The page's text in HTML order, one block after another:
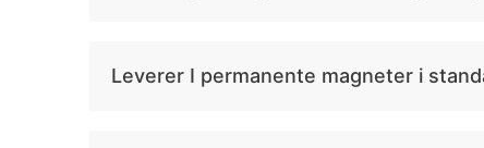
Leverer I permanente magneter i